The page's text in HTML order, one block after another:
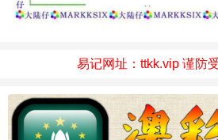
易记网址：ttkk.vip 谨防